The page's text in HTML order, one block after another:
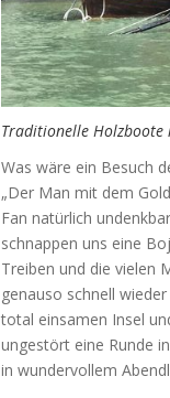
Traditionelle Holzboote
Was wäre ein Besuch
„Der Man mit dem
Fan natürlich
schnappen uns eine
Treiben und die vielen
genauso schnell
total einsamen Insel
ungestört eine Runde
in wundervollem